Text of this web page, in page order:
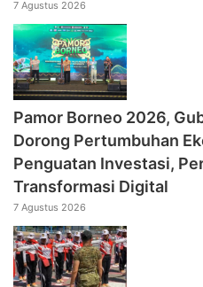
7 Agustus 2026
Pamor Borneo 2026,
Dorong Pertumbuhan
Penguatan Investasi,
Transformasi Digital
7 Agustus 2026